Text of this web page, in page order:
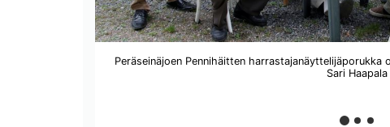
Sari Haapala